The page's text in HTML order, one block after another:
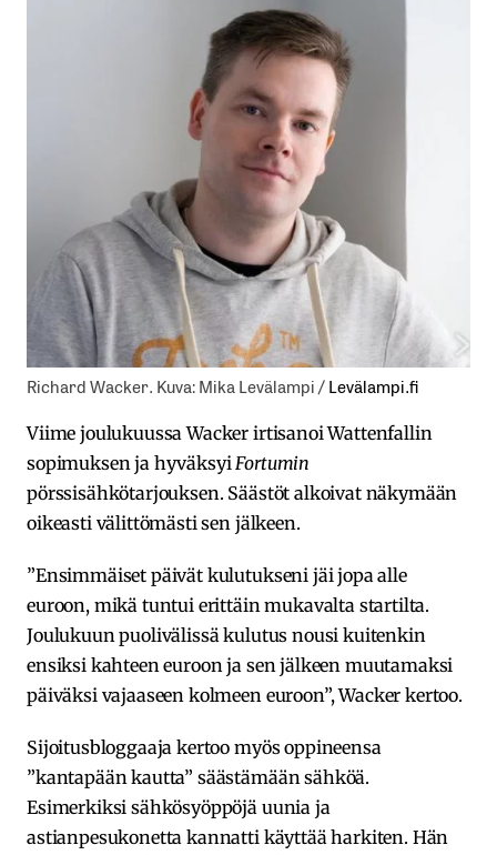
Richard Wacker. Kuva: Mika Levälampi /Levälampi.fi
Viime joulukuussa Wacker irtisanoi Wattenfallin
sopimuksen ja hyväksyiFortumin
pörssisähkötarjouksen. Säästöt alkoivat näkymään
oikeasti välittömästi sen jälkeen.
”Ensimmäiset päivät kulutukseni jäi jopa alle
euroon, mikä tuntui erittäin mukavalta startilta.
Joulukuun puolivälissä kulutus nousi kuitenkin
ensiksi kahteen euroon ja sen jälkeen muutamaksi
päiväksi vajaaseen kolmeen euroon”, Wacker kertoo.
Sijoitusbloggaaja kertoo myös oppineensa
”kantapään kautta” säästämään sähköä.
Esimerkiksi sähkösyöppöjä uunia ja
astianpesukonetta kannatti käyttää harkiten. Hän